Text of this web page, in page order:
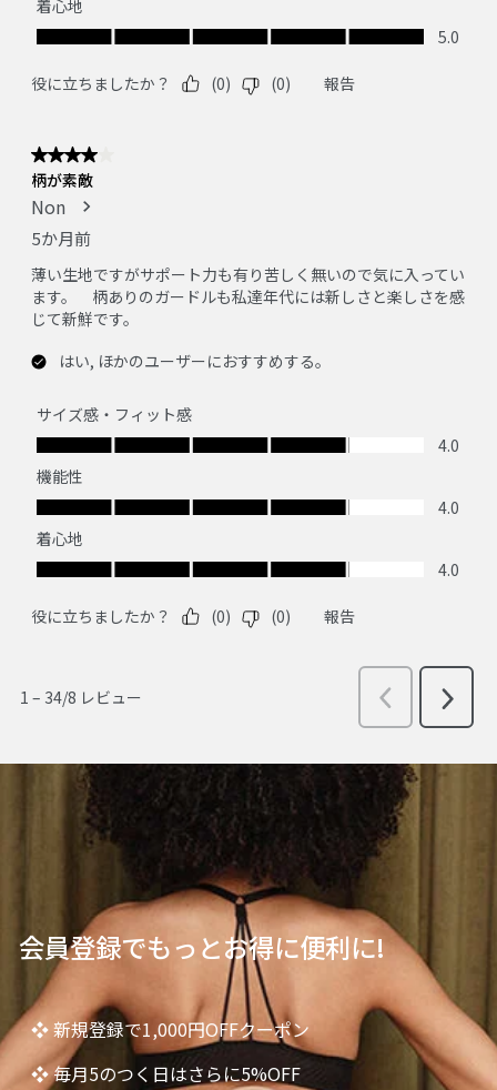
会員登録でもっとお得に便利に!
❖ 新規登録で1,000円OFFクーポン
❖ 毎月5のつく日はさらに5%OFF